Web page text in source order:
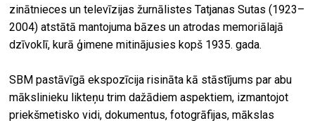
zinātnieces un televīzijas žurnālistes Tatjanas Sutas (1923–
2004) atstātā mantojuma bāzes un atrodas memoriālajā
dzīvoklī, kurā ģimene mitinājusies kopš 1935. gada.
SBM pastāvīgā ekspozīcija risināta kā stāstījums par abu
mākslinieku likteņu trim dažādiem aspektiem, izmantojot
priekšmetisko vidi, dokumentus, fotogrāfijas, mākslas